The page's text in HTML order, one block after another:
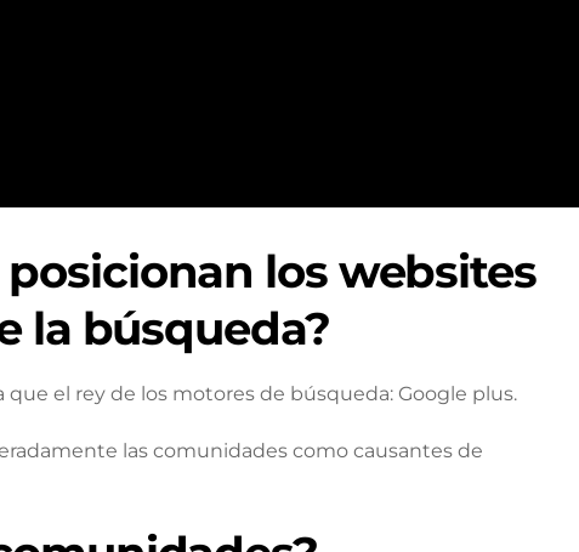
los websites
la búsqueda?
el rey de los motores de búsqueda: Google plus.
las comunidades como causantes de